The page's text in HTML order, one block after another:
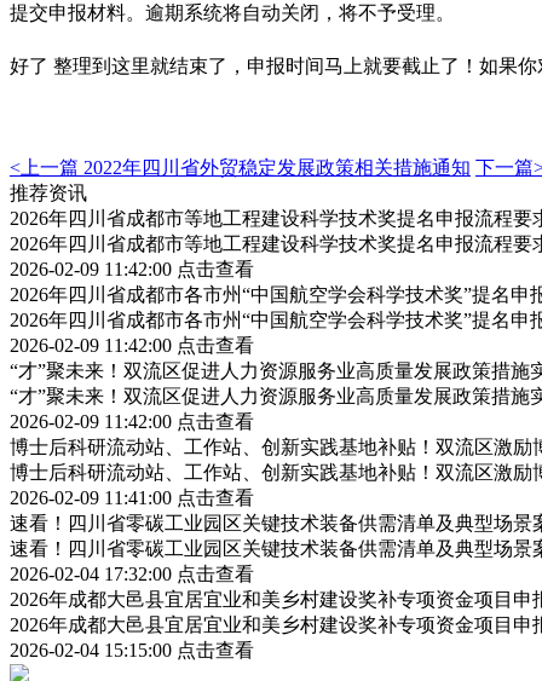
提交申报材料。逾期系统将自动关闭，将不予受理。
好了 整理到这里就结束了，申报时间马上就要截止了！如果
<上一篇 2022年四川省外贸稳定发展政策相关措施通知 下一篇
推荐资讯
2026年四川省成都市等地工程建设科学技术奖提名申报流程
2026年四川省成都市等地工程建设科学技术奖提名申报流程
2026-02-09 11:42:00 点击查看
2026年四川省成都市各市州“中国航空学会科学技术奖”提名申
2026年四川省成都市各市州“中国航空学会科学技术奖”提名申
2026-02-09 11:42:00 点击查看
“才”聚未来！双流区促进人力资源服务业高质量发展政策措施
“才”聚未来！双流区促进人力资源服务业高质量发展政策措施
2026-02-09 11:42:00 点击查看
博士后科研流动站、工作站、创新实践基地补贴！双流区激
博士后科研流动站、工作站、创新实践基地补贴！双流区激
2026-02-09 11:41:00 点击查看
速看！四川省零碳工业园区关键技术装备供需清单及典型场
速看！四川省零碳工业园区关键技术装备供需清单及典型场
2026-02-04 17:32:00 点击查看
2026年成都大邑县宜居宜业和美乡村建设奖补专项资金项目
2026年成都大邑县宜居宜业和美乡村建设奖补专项资金项目
2026-02-04 15:15:00 点击查看